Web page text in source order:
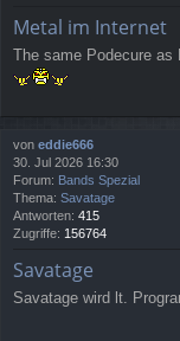
Metal im Internet
The same Podecure as
von eddie666
30. Jul 2026 16:30
Forum: Bands Spezial
Thema: Savatage
Antworten: 415
Zugriffe: 156764
Savatage
Savatage wird lt.